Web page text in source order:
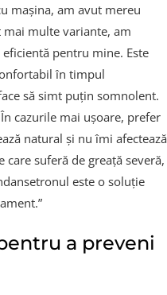
mașina, am avut mereu
mai multe variante, am
pentru mine. Este
în timpul
să simt puțin somnolent.
cazurile mai ușoare, prefer
natural și nu îmi afectează
suferă de greață severă,
este o soluție
a preveni